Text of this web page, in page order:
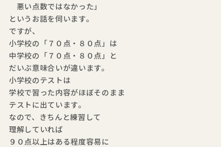
悪い点数ではなかった」
というお話を伺います。
ですが、
小学校の「７０点・８０点」は
中学校の「７０点・８０点」と
だいぶ意味合いが違います。
小学校のテストは
学校で習った内容がほぼそのまま
テストに出ています。
なので、きちんと練習して
理解していれば
９０点以上はある程度容易に